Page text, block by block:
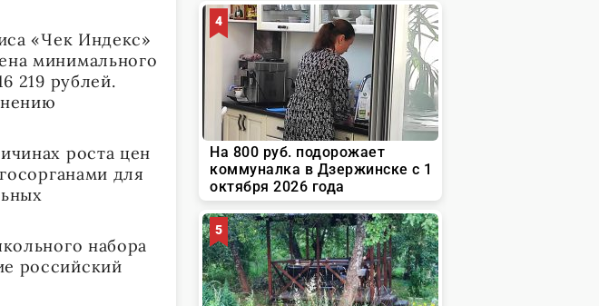
«Чек Индекс»
минимального
219 рублей.
роста цен
для
набора
российский